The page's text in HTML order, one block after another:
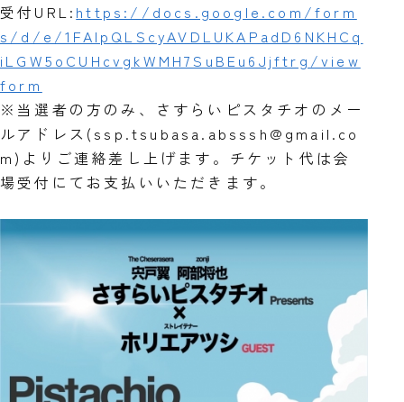
受付URL: https://docs.google.com/form
s/d/e/1FAIpQLScyAVDLUKAPadD6NKHCq
iLGW5oCUHcvgkWMH7SuBEu6Jjftrg/view
form
※当選者の方のみ、さすらいピスタチオのメー
ルアドレス(ssp.tsubasa.absssh@gmail.co
m)よりご連絡差し上げます。チケット代は会
場受付にてお支払いいただきます。